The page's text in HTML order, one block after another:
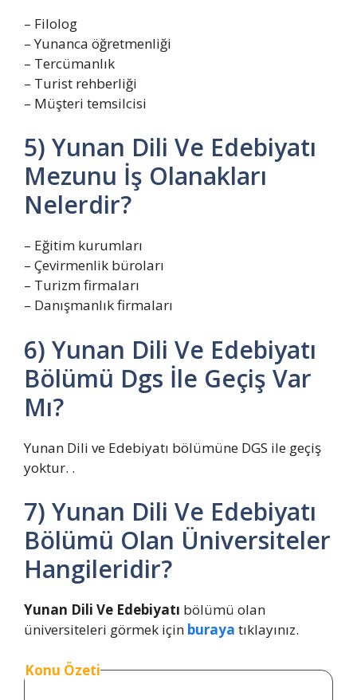
– Filolog
– Yunanca öğretmenliği
– Tercümanlık
– Turist rehberliği
– Müşteri temsilcisi
5) Yunan Dili Ve Edebiyatı
Mezunu İş Olanakları
Nelerdir?
– Eğitim kurumları
– Çevirmenlik büroları
– Turizm firmaları
– Danışmanlık firmaları
6) Yunan Dili Ve Edebiyatı
Bölümü Dgs İle Geçiş Var
Mı?
Yunan Dili ve Edebiyatı bölümüne DGS ile geçiş
yoktur. .
7) Yunan Dili Ve Edebiyatı
Bölümü Olan Üniversiteler
Hangileridir?
Yunan Dili Ve Edebiyatı bölümü olan
üniversiteleri görmek için buraya tıklayınız.
Konu Özeti